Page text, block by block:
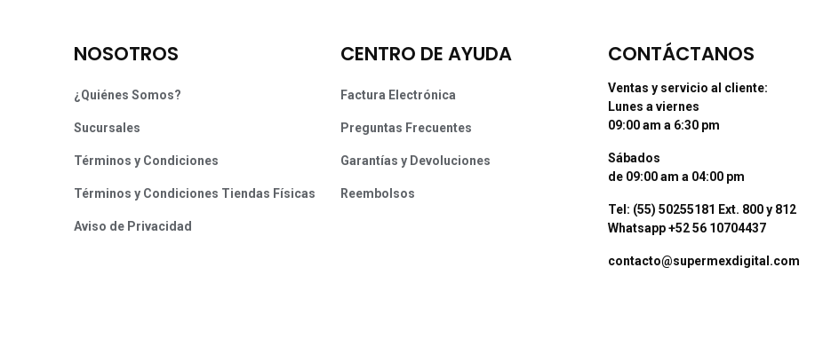
NOSOTROS
¿Quiénes Somos?
Sucursales
Términos y Condiciones
Términos y Condiciones Tiendas Físicas
Aviso de Privacidad
CENTRO DE AYUDA
Factura Electrónica
Preguntas Frecuentes
Garantías y Devoluciones
Reembolsos
CONTÁCTANOS
Ventas y servicio al cliente:
Lunes a viernes
09:00 am a 6:30 pm
Sábados
de 09:00 am a 04:00 pm
Tel: (55) 50255181 Ext. 800 y 812
Whatsapp +52 56 10704437
contacto@supermexdigital.com